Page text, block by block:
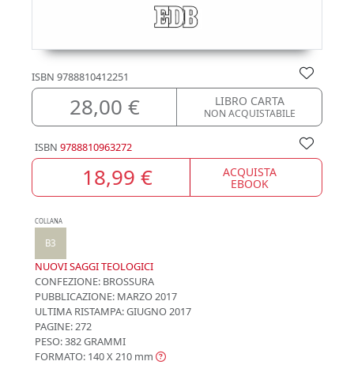
ISBN 9788810412251
28,00 € LIBRO CARTA
NON ACQUISTABILE
ISBN 9788810963272
18,99 € ACQUISTA
EBOOK
COLLANA
B3
NUOVI SAGGI TEOLOGICI
CONFEZIONE: BROSSURA
PUBBLICAZIONE: MARZO 2017
ULTIMA RISTAMPA:GIUGNO 2017
PAGINE: 272
PESO: 382 GRAMMI
FORMATO: 140 X 210 mm